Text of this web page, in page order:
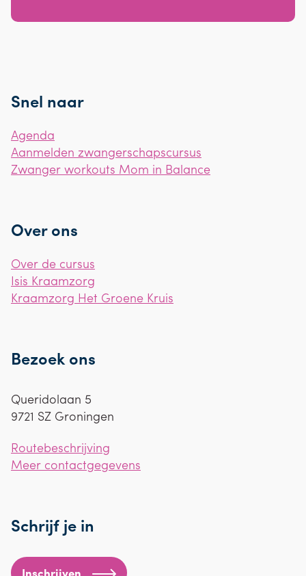
Snel naar
Agenda
Aanmelden zwangerschapscursus
Zwanger workouts Mom in Balance
Over ons
Over de cursus
Isis Kraamzorg
Kraamzorg Het Groene Kruis
Bezoek ons
Queridolaan 5
9721 SZ Groningen
Routebeschrijving
Meer contactgegevens
Schrijf je in
Inschrijven